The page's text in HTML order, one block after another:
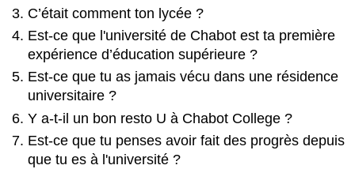
C’était comment ton lycée ?
Est-ce que l'université de Chabot est ta première
expérience d’éducation supérieure ?
Est-ce que tu as jamais vécu dans une résidence
universitaire ?
Y a-t-il un bon resto U à Chabot College ?
Est-ce que tu penses avoir fait des progrès depuis
que tu es à l'université ?